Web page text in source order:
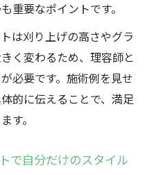
重要なポイントです。
は刈り上げの高さやグラ
く変わるため、理容師と
必要です。施術例を見せ
的に伝えることで、満足
す。
で自分だけのスタイル